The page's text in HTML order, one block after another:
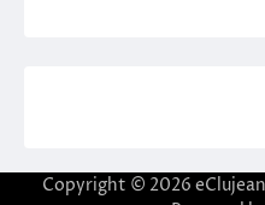
Copyright © 2026